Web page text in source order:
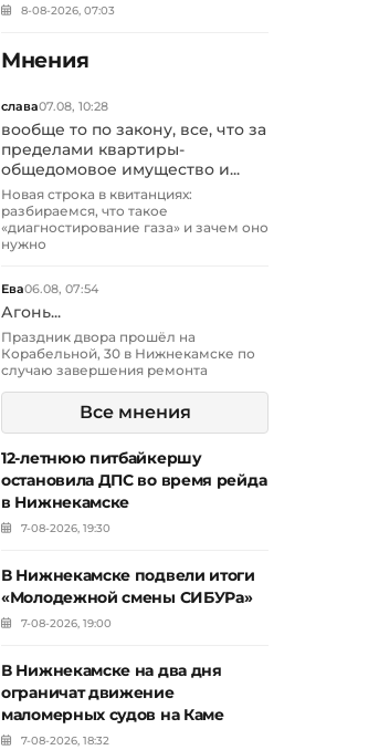
8-08-2026, 07:03
Мнения
слава07.08, 10:28
вообще то по закону, все, что за
пределами квартиры-
общедомовое имущество и...
Новая строка в квитанциях:
разбираемся, что такое
«диагностирование газа» и зачем оно
нужно
Ева06.08, 07:54
Агонь...
Праздник двора прошёл на
Корабельной, 30 в Нижнекамске по
случаю завершения ремонта
Все мнения
12-летнюю питбайкершу
остановила ДПС во время рейда
в Нижнекамске
7-08-2026, 19:30
В Нижнекамске подвели итоги
«Молодежной смены СИБУРа»
7-08-2026, 19:00
В Нижнекамске на два дня
ограничат движение
маломерных судов на Каме
7-08-2026, 18:32